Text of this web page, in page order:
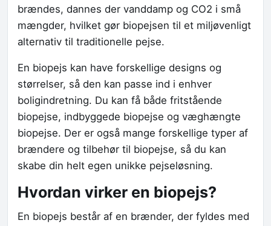
brændes, dannes der vanddamp og CO2 i små
mængder, hvilket gør biopejsen til et miljøvenligt
alternativ til traditionelle pejse.
En biopejs kan have forskellige designs og
størrelser, så den kan passe ind i enhver
boligindretning. Du kan få både fritstående
biopejse, indbyggede biopejse og væghængte
biopejse. Der er også mange forskellige typer af
brændere og tilbehør til biopejse, så du kan
skabe din helt egen unikke pejseløsning.
Hvordan virker en biopejs?
En biopejs består af en brænder, der fyldes med